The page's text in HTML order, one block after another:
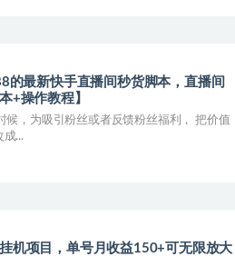
的最新快手直播间秒货脚本，直播间
+操作教程】
候，为吸引粉丝或者反馈粉丝福利， 把价值
成...
机项目，单号月收益150+可无限放大